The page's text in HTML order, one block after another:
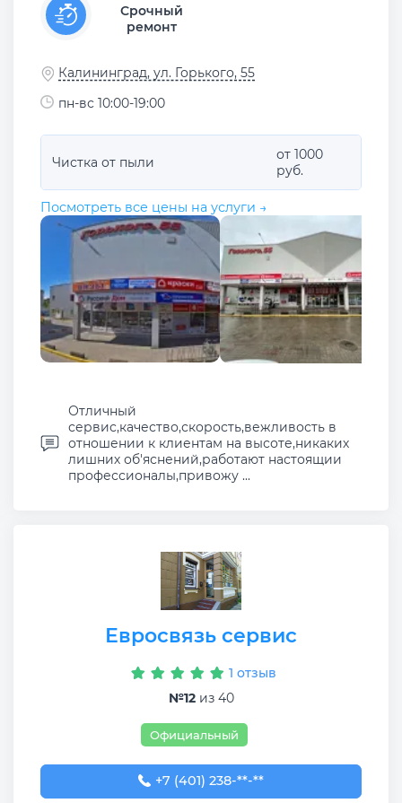
Срочный
ремонт
Калининград, ул. Горького, 55
пн-вс 10:00-19:00
Чистка от пыли
от 1000
руб.
Посмотреть все цены на услуги →
Отличный
сервис,качество,скорость,вежливость в
отношении к клиентам на высоте,никаких
лишних об'яснений,работают настоящии
профессионалы,привожу ...
Евросвязь сервис
1 отзыв
№12из 40
Официальный
+7 (401) 238-88-77
+7 (401) 238-**-**